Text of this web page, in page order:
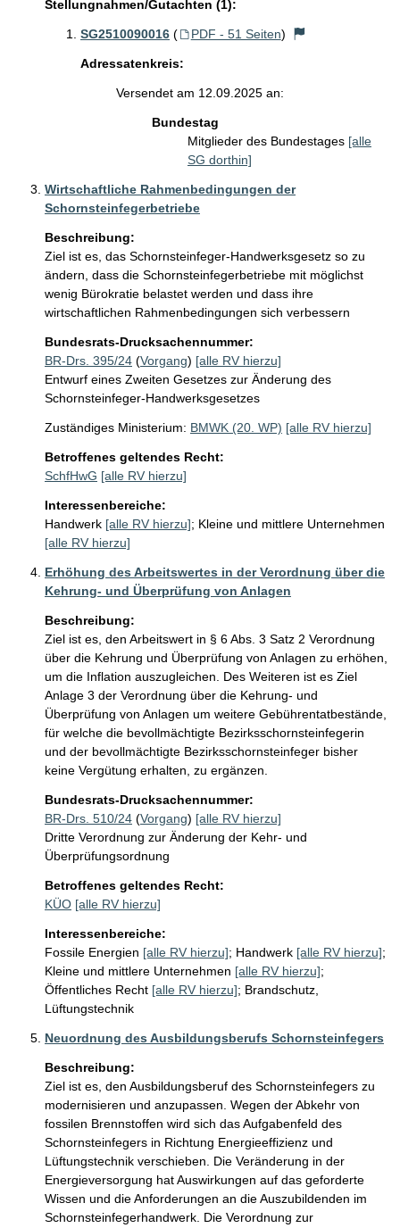
Stellungnahmen/Gutachten (1):
SG2510090016 ( PDF - 51 Seiten)
Adressatenkreis:
Versendet am 12.09.2025 an:
Bundestag
Mitglieder des Bundestages [alle
SG dorthin]
Wirtschaftliche Rahmenbedingungen der
Schornsteinfegerbetriebe
Beschreibung:
Ziel ist es, das Schornsteinfeger-Handwerksgesetz so zu
ändern, dass die Schornsteinfegerbetriebe mit möglichst
wenig Bürokratie belastet werden und dass ihre
wirtschaftlichen Rahmenbedingungen sich verbessern
Bundesrats-Drucksachennummer:
BR-Drs. 395/24 (Vorgang) [alle RV hierzu]
Entwurf eines Zweiten Gesetzes zur Änderung des
Schornsteinfeger-Handwerksgesetzes
Zuständiges Ministerium: BMWK (20. WP) [alle RV hierzu]
Betroffenes geltendes Recht:
SchfHwG [alle RV hierzu]
Interessenbereiche:
Handwerk [alle RV hierzu]; Kleine und mittlere Unternehmen
[alle RV hierzu]
Erhöhung des Arbeitswertes in der Verordnung über die
Kehrung- und Überprüfung von Anlagen
Beschreibung:
Ziel ist es, den Arbeitswert in § 6 Abs. 3 Satz 2 Verordnung
über die Kehrung und Überprüfung von Anlagen zu erhöhen,
um die Inflation auszugleichen. Des Weiteren ist es Ziel
Anlage 3 der Verordnung über die Kehrung- und
Überprüfung von Anlagen um weitere Gebührentatbestände,
für welche die bevollmächtigte Bezirksschornsteinfegerin
und der bevollmächtigte Bezirksschornsteinfeger bisher
keine Vergütung erhalten, zu ergänzen.
Bundesrats-Drucksachennummer:
BR-Drs. 510/24 (Vorgang) [alle RV hierzu]
Dritte Verordnung zur Änderung der Kehr- und
Überprüfungsordnung
Betroffenes geltendes Recht:
KÜO [alle RV hierzu]
Interessenbereiche:
Fossile Energien [alle RV hierzu]; Handwerk [alle RV hierzu];
Kleine und mittlere Unternehmen [alle RV hierzu];
Öffentliches Recht [alle RV hierzu]; Brandschutz,
Lüftungstechnik
Neuordnung des Ausbildungsberufs Schornsteinfegers
Beschreibung:
Ziel ist es, den Ausbildungsberuf des Schornsteinfegers zu
modernisieren und anzupassen. Wegen der Abkehr von
fossilen Brennstoffen wird sich das Aufgabenfeld des
Schornsteinfegers in Richtung Energieeffizienz und
Lüftungstechnik verschieben. Die Veränderung in der
Energieversorgung hat Auswirkungen auf das geforderte
Wissen und die Anforderungen an die Auszubildenden im
Schornsteinfegerhandwerk. Die Verordnung zur